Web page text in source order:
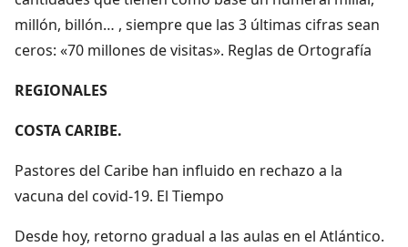
millón, billón… , siempre que las 3 últimas cifras sean
ceros: «70 millones de visitas». Reglas de Ortografía
REGIONALES
COSTA CARIBE.
Pastores del Caribe han influido en rechazo a la
vacuna del covid-19. El Tiempo
Desde hoy, retorno gradual a las aulas en el Atlántico.